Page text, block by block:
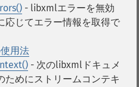
- libxmlエラーを無効
応じてエラー情報を取得で
用法
- 次のlibxmlドキュメ
ためにストリームコンテキ